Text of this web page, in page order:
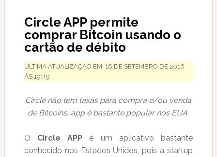
Circle APP permite
comprar Bitcoin usando o
cartão de débito
ÚLTIMA ATUALIZAÇÃO EM: 18 DE SETEMBRO DE 2016
ÀS 19:49
Circle não tem taxas para compra e/ou venda
de Bitcoins, app é bastante popular nos EUA.
O Circle APP é um aplicativo bastante
conhecido nos Estados Unidos, pois a startup